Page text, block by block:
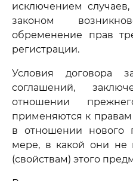
исключением
законом
обременение прав
регистрации.
Условия договора
соглашений,
отношении
применяются к
в отношении нового
мере, в какой они не
(свойствам) этого